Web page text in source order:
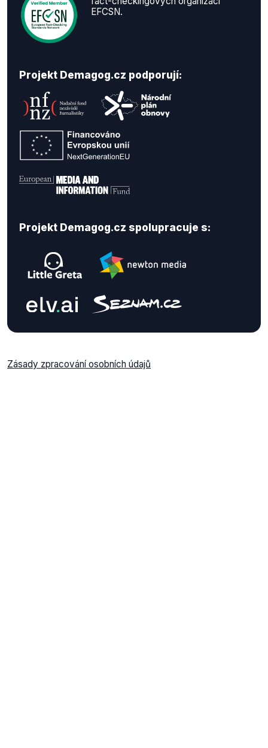
EFCSN.
Projekt Demagog.cz podporují:
Projekt Demagog.cz spolupracuje s:
Zásady zpracování osobních údajů